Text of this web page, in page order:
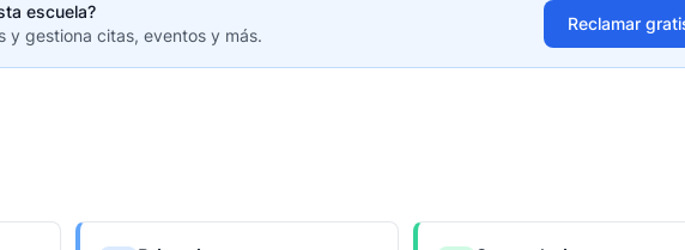
escuela?
y gestiona citas, eventos y más.
Reclamar